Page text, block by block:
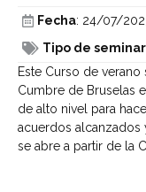
Fecha: 24/07/
Tipo de
Este Curso de
Cumbre de Bruselas
de alto nivel para
acuerdos alcanzados
se abre a partir de la